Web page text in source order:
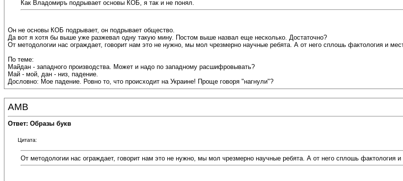
Как Владомиръ подрывает основы КОБ, я так и не понял.
Он не основы КОБ подрывает, он подрывает общество.
Да вот я хотя бы выше уже разжевал одну такую мину. Постом выше назвал еще несколько. Достаточно?
От методологии нас ограждает, говорит нам это не нужно, мы мол чрезмерно научные ребята. А от него сплошь фактология и
По теме:
Майдан - западного производства. Может и надо по западному расшифровывать?
Май - мой, дан - низ, падение.
Дословно: Мое падение. Ровно то, что происходит на Украине! Проще говоря "нагнули"?
АМВ
Ответ: Образы букв
Цитата:
От методологии нас ограждает, говорит нам это не нужно, мы мол чрезмерно научные ребята. А от него сплошь фактология